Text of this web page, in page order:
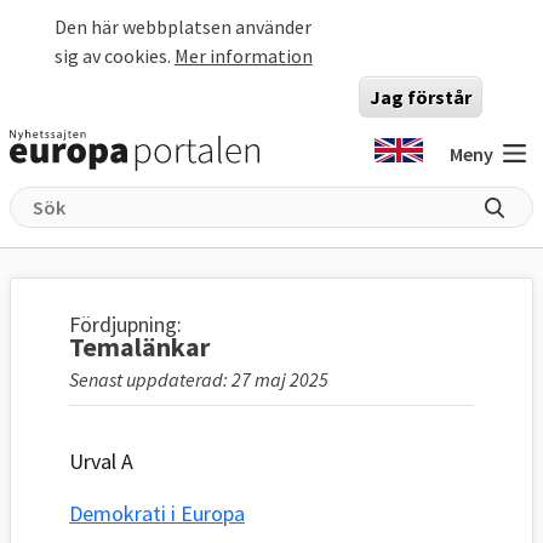
Den här webbplatsen använder
sig av cookies. Mer information
Jag förstår
Meny
Fördjupning:
Temalänkar
Senast uppdaterad: 27 maj 2025
Urval A
Demokrati i Europa